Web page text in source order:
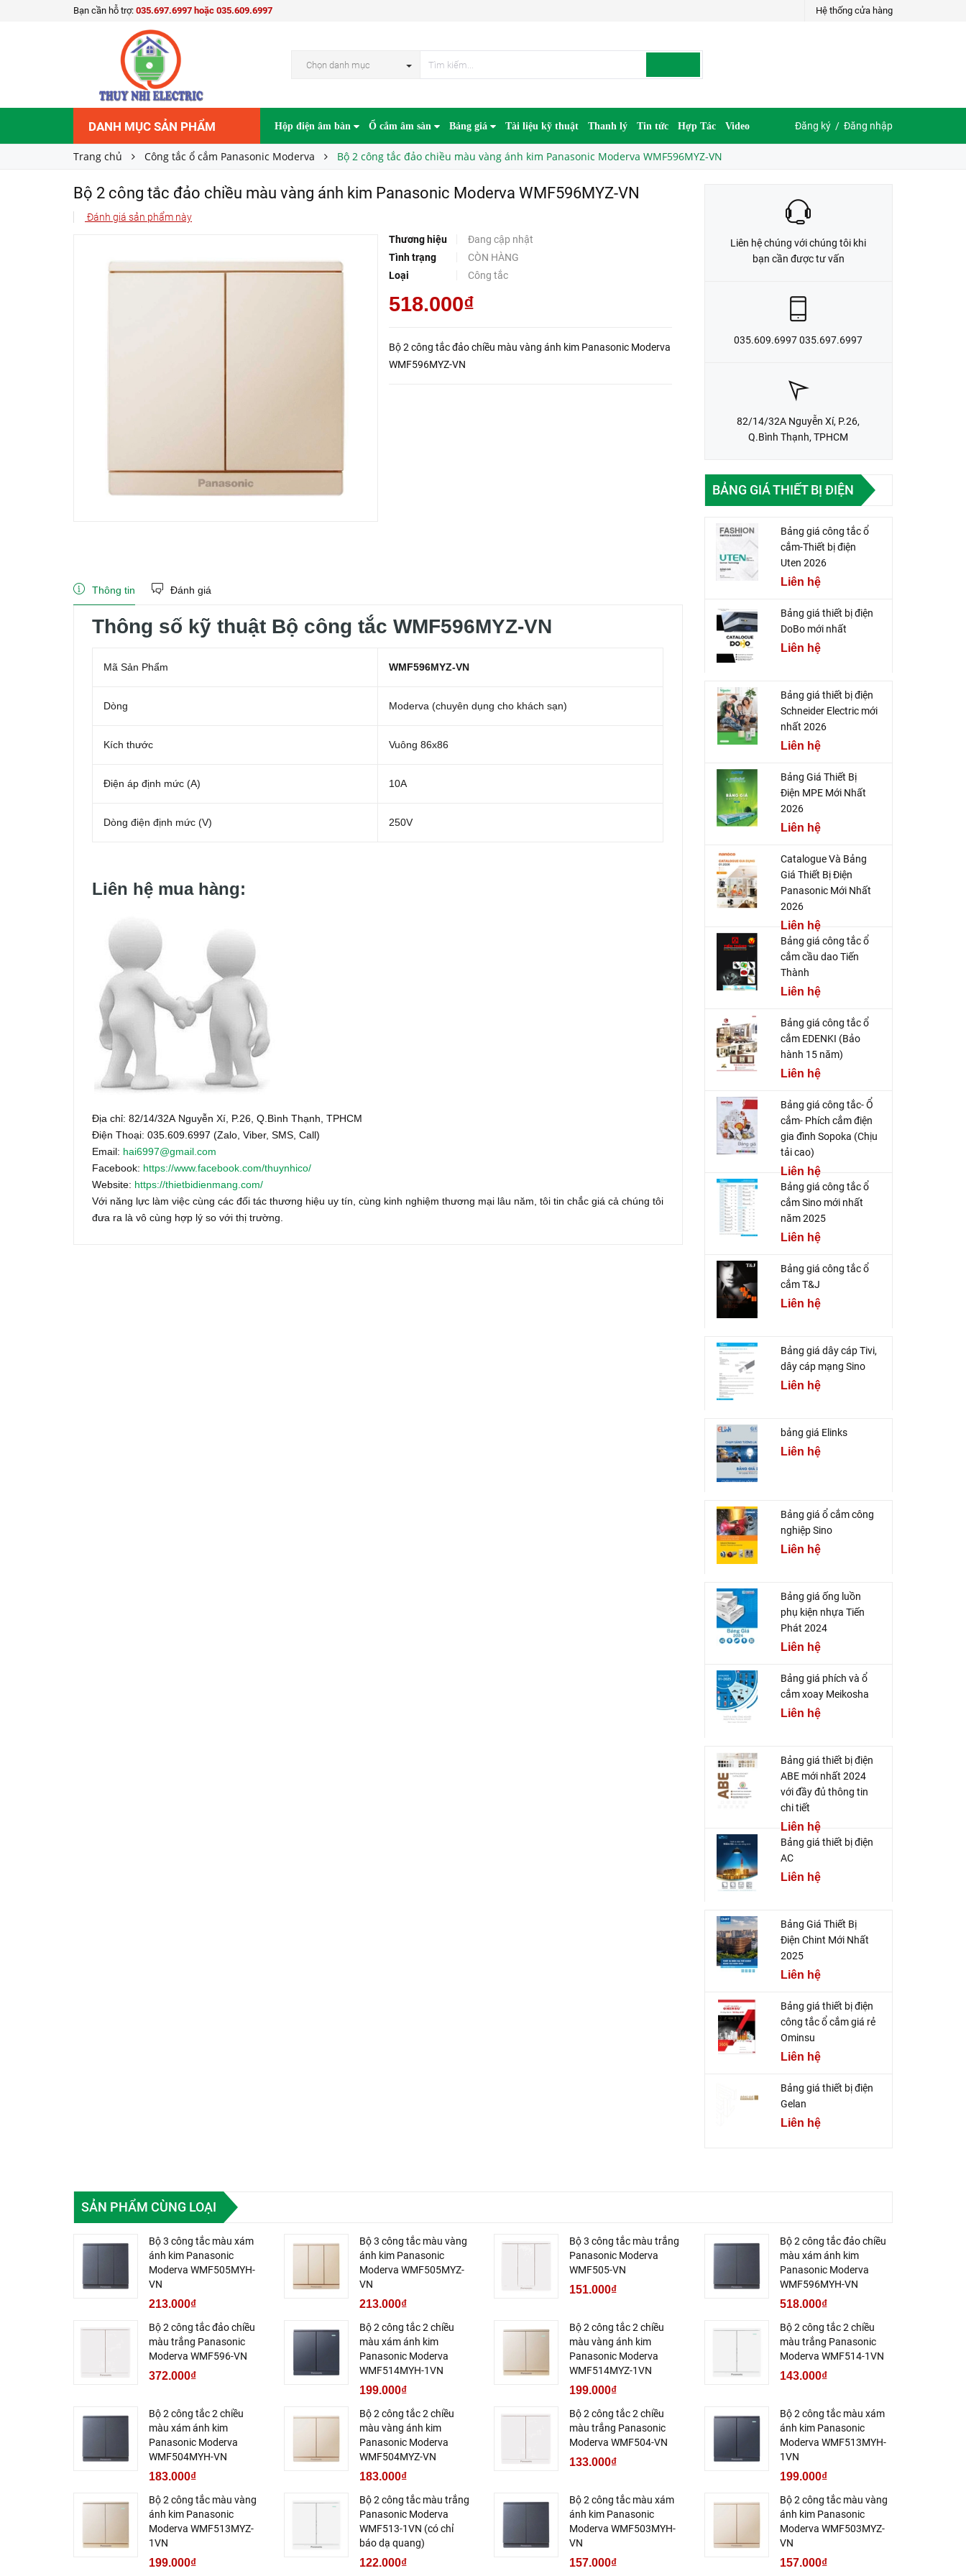
Bạn cần hỗ trợ: 035.697.6997 hoặc 035.609.6997 Hệ thống cửa hàng
Chọn danh mục
DANH MỤC SẢN PHẨM Hộp điện âm bàn Ổ cắm âm sàn Bảng giá Tài liệu kỹ thuật Thanh lý Tin tức Hợp Tác Video Đăng ký / Đăng nhập
Trang chủ Công tắc ổ cắm Panasonic Moderva Bộ 2 công tắc đảo chiều màu vàng ánh kim Panasonic Moderva WMF596MYZ-VN
Bộ 2 công tắc đảo chiều màu vàng ánh kim Panasonic Moderva WMF596MYZ-VN
Đánh giá sản phẩm này
Thương hiệu
Đang cập nhật
Tình trạng
CÒN HÀNG
Loại
Công tắc
518.000₫
Bộ 2 công tắc đảo chiều màu vàng ánh kim Panasonic Moderva
WMF596MYZ-VN
Giá bán: 518.000₫
LIÊN HỆ ĐẶT HÀNG
Thông tin Đánh giá
Thông số kỹ thuật Bộ công tắc WMF596MYZ-VN
Mã Sản Phẩm WMF596MYZ-VN
Dòng Moderva (chuyên dụng cho khách sạn)
Kích thước Vuông 86x86
Điện áp định mức (A) 10A
Dòng điện định mức (V) 250V
Liên hệ mua hàng:
Địa chỉ: 82/14/32A Nguyễn Xí, P.26, Q.Bình Thạnh, TPHCM
Điện Thoại: 035.609.6997 (Zalo, Viber, SMS, Call)
Email: hai6997@gmail.com
Facebook: https://www.facebook.com/thuynhico/
Website: https://thietbidienmang.com/
Với năng lực làm việc cùng các đối tác thương hiệu uy tín, cùng kinh nghiệm thương mại lâu năm, tôi tin chắc giá cả chúng tôi
đưa ra là vô cùng hợp lý so với thị trường.
Liên hệ chúng với chúng tôi khi
bạn cần được tư vấn
035.609.6997 035.697.6997
82/14/32A Nguyễn Xí, P.26,
Q.Bình Thạnh, TPHCM
BẢNG GIÁ THIẾT BỊ ĐIỆN
Bảng giá công tắc ổ
cắm-Thiết bị điện
Uten 2026
Liên hệ
Bảng giá thiết bị điện
DoBo mới nhất
Liên hệ
Bảng giá thiết bị điện
Schneider Electric mới
nhất 2026
Liên hệ
Bảng Giá Thiết Bị
Điện MPE Mới Nhất
2026
Liên hệ
Catalogue Và Bảng
Giá Thiết Bị Điện
Panasonic Mới Nhất
2026
Liên hệ
Bảng giá công tắc ổ
cắm cầu dao Tiến
Thành
Liên hệ
Bảng giá công tắc ổ
cắm EDENKI (Bảo
hành 15 năm)
Liên hệ
Bảng giá công tắc- Ổ
cắm- Phích cắm điện
gia đình Sopoka (Chịu
tải cao)
Liên hệ
Bảng giá công tắc ổ
cắm Sino mới nhất
năm 2025
Liên hệ
Bảng giá công tắc ổ
cắm T&J
Liên hệ
Bảng giá dây cáp Tivi,
dây cáp mạng Sino
Liên hệ
bảng giá Elinks
Liên hệ
Bảng giá ổ cắm công
nghiệp Sino
Liên hệ
Bảng giá ống luồn
phụ kiện nhựa Tiến
Phát 2024
Liên hệ
Bảng giá phích và ổ
cắm xoay Meikosha
Liên hệ
Bảng giá thiết bị điện
ABE mới nhất 2024
với đầy đủ thông tin
chi tiết
Liên hệ
Bảng giá thiết bị điện
AC
Liên hệ
Bảng Giá Thiết Bị
Điện Chint Mới Nhất
2025
Liên hệ
Bảng giá thiết bị điện
công tắc ổ cắm giá rẻ
Ominsu
Liên hệ
Bảng giá thiết bị điện
Gelan
Liên hệ
SẢN PHẨM CÙNG LOẠI
Bộ 3 công tắc màu xám
ánh kim Panasonic
Moderva WMF505MYH-
VN
213.000₫
Bộ 3 công tắc màu vàng
ánh kim Panasonic
Moderva WMF505MYZ-
VN
213.000₫
Bộ 3 công tắc màu trắng
Panasonic Moderva
WMF505-VN
151.000₫
Bộ 2 công tắc đảo chiều
màu xám ánh kim
Panasonic Moderva
WMF596MYH-VN
518.000₫
Bộ 2 công tắc đảo chiều
màu trắng Panasonic
Moderva WMF596-VN
372.000₫
Bộ 2 công tắc 2 chiều
màu xám ánh kim
Panasonic Moderva
WMF514MYH-1VN
199.000₫
Bộ 2 công tắc 2 chiều
màu vàng ánh kim
Panasonic Moderva
WMF514MYZ-1VN
199.000₫
Bộ 2 công tắc 2 chiều
màu trắng Panasonic
Moderva WMF514-1VN
143.000₫
Bộ 2 công tắc 2 chiều
màu xám ánh kim
Panasonic Moderva
WMF504MYH-VN
183.000₫
Bộ 2 công tắc 2 chiều
màu vàng ánh kim
Panasonic Moderva
WMF504MYZ-VN
183.000₫
Bộ 2 công tắc 2 chiều
màu trắng Panasonic
Moderva WMF504-VN
133.000₫
Bộ 2 công tắc màu xám
ánh kim Panasonic
Moderva WMF513MYH-
1VN
199.000₫
Bộ 2 công tắc màu vàng
ánh kim Panasonic
Moderva WMF513MYZ-
1VN
199.000₫
Bộ 2 công tắc màu trắng
Panasonic Moderva
WMF513-1VN (có chỉ
báo dạ quang)
122.000₫
Bộ 2 công tắc màu xám
ánh kim Panasonic
Moderva WMF503MYH-
VN
157.000₫
Bộ 2 công tắc màu vàng
ánh kim Panasonic
Moderva WMF503MYZ-
VN
157.000₫